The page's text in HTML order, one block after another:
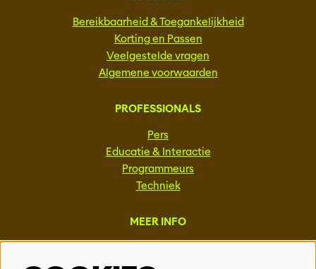
Bereikbaarheid & Toegankelijkheid
Korting en Passen
Veelgestelde vragen
Algemene voorwaarden
PROFESSIONALS
Pers
Educatie & Interactie
Programmeurs
Techniek
MEER INFO
Vacatures